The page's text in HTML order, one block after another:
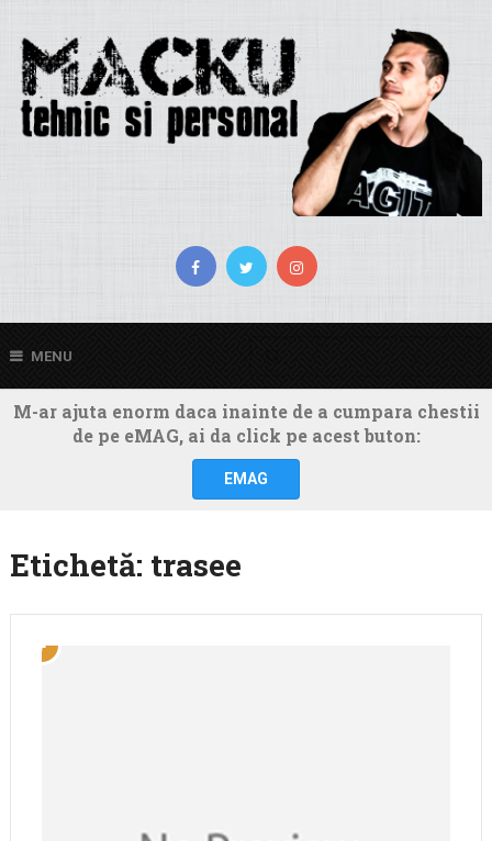
MENU
M-ar ajuta enorm daca inainte de a cumpara chestii
de pe eMAG, ai da click pe acest buton:
EMAG
Etichetă: trasee